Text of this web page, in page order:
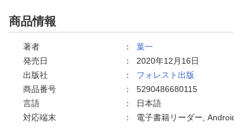
商品情報
著者 ： 葉一
発売日
： 2020年12月16日
出版社
： フォレスト出版
商品番号
： 5290486680115
言語
：
日本語
対応端末
： 電子書籍リーダー,